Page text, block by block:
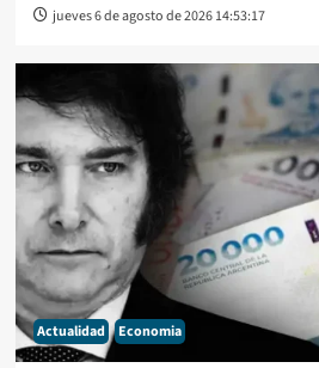
jueves 6 de agosto de 2026 14:53:17
Actualidad Economia